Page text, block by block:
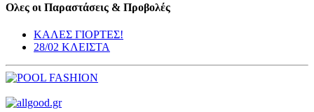
Ολες οι Παραστάσεις & Προβολές
ΚΑΛΕΣ ΓΙΟΡΤΕΣ!
28/02 ΚΛΕΙΣΤΑ